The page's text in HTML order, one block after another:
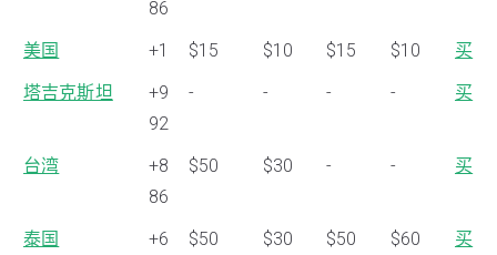
86
美国 +1 $15 $10 $15 $10
买
塔吉克斯坦
+9
92
- - - - 买
台湾
+8
86
$50 $30 - - 买
泰国
+6
$50 $30 $50 $60 买